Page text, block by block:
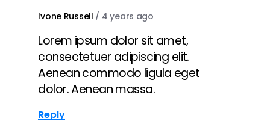
Ivone Russell / 4 years ago
Lorem ipsum dolor sit amet,
consectetuer adipiscing elit.
Aenean commodo ligula eget
dolor. Aenean massa.
Reply